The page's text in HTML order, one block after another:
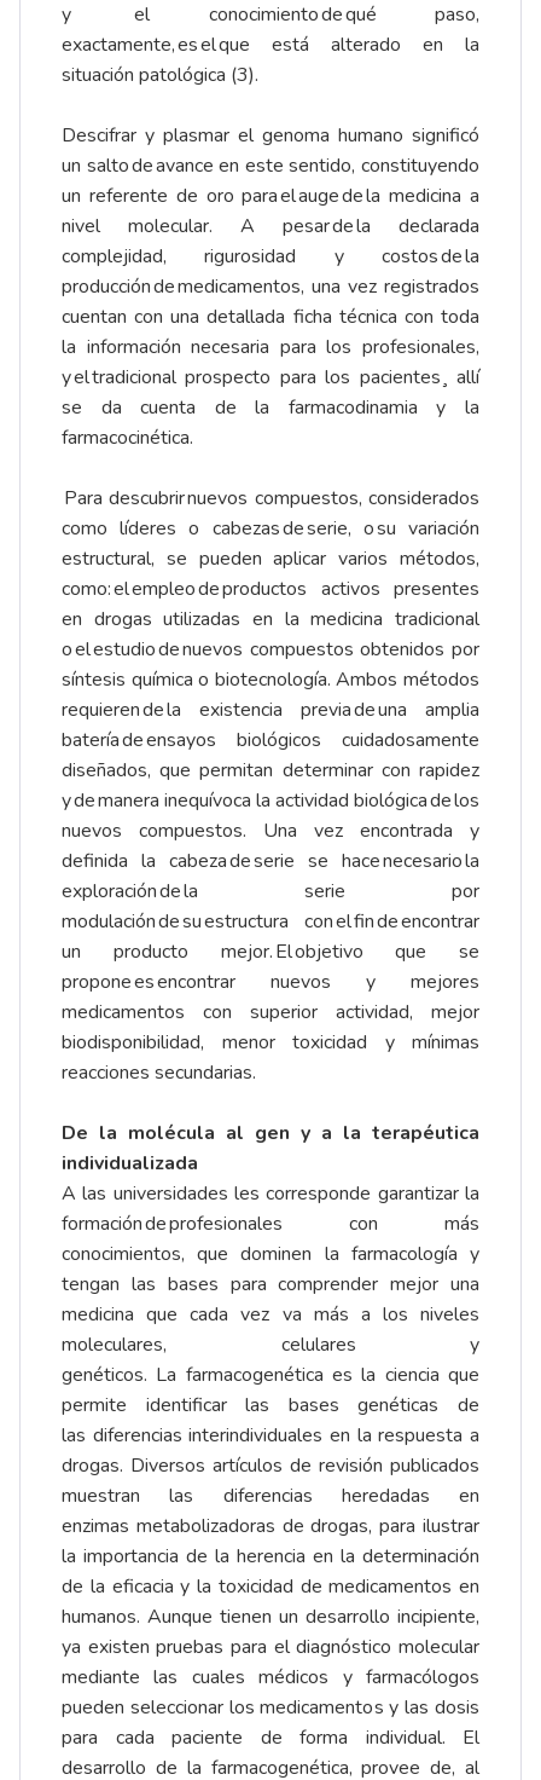
y el conocimiento de qué paso,
exactamente, es el que está alterado en la
situación patológica (3).
Descifrar y plasmar el genoma humano significó
un salto de avance en este sentido, constituyendo
un referente de oro para el auge de la medicina a
nivel molecular. A pesar de la declarada
complejidad, rigurosidad y costos de la
producción de medicamentos, una vez registrados
cuentan con una detallada ficha técnica con toda
la información necesaria para los profesionales,
y el tradicional prospecto para los pacientes¸ allí
se da cuenta de la farmacodinamia y la
farmacocinética.
Para descubrir nuevos compuestos, considerados
como líderes o cabezas de serie, o su variación
estructural, se pueden aplicar varios métodos,
como: el empleo de productos activos presentes
en drogas utilizadas en la medicina tradicional
o el estudio de nuevos compuestos obtenidos por
síntesis química o biotecnología. Ambos métodos
requieren de la existencia previa de una amplia
batería de ensayos biológicos cuidadosamente
diseñados, que permitan determinar con rapidez
y de manera inequívoca la actividad biológica de los
nuevos compuestos. Una vez encontrada y
definida la cabeza de serie se hace necesario la
exploración de la serie por
modulación de su estructura con el fin de encontrar
un producto mejor. El objetivo que se
propone es encontrar nuevos y mejores
medicamentos con superior actividad, mejor
biodisponibilidad, menor toxicidad y mínimas
reacciones secundarias.
De la molécula al gen y a la terapéutica
individualizada
A las universidades les corresponde garantizar la
formación de profesionales con más
conocimientos, que dominen la farmacología y
tengan las bases para comprender mejor una
medicina que cada vez va más a los niveles
moleculares, celulares y
genéticos. La farmacogenética es la ciencia que
permite identificar las bases genéticas de
las diferencias interindividuales en la respuesta a
drogas. Diversos artículos de revisión publicados
muestran las diferencias heredadas en
enzimas metabolizadoras de drogas, para ilustrar
la importancia de la herencia en la determinación
de la eficacia y la toxicidad de medicamentos en
humanos. Aunque tienen un desarrollo incipiente,
ya existen pruebas para el diagnóstico molecular
mediante las cuales médicos y farmacólogos
pueden seleccionar los medicamentos y las dosis
para cada paciente de forma individual. El
desarrollo de la farmacogenética, provee de, al